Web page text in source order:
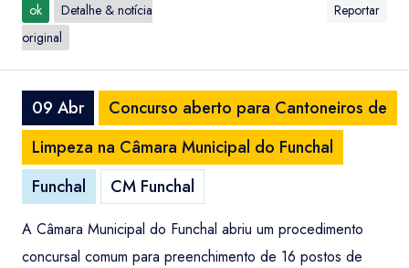
ok
Detalhe & notícia
original
Reportar
09 Abr
Concurso aberto para Cantoneiros de
Limpeza na Câmara Municipal do Funchal
Funchal
CM Funchal
A Câmara Municipal do Funchal abriu um procedimento
concursal comum para preenchimento de 16 postos de